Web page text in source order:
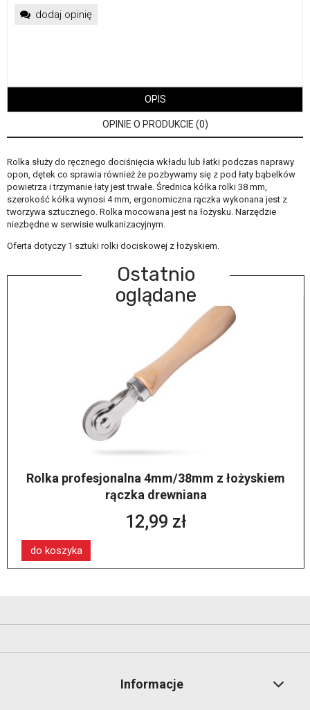
dodaj opinię
OPIS
OPINIE O PRODUKCIE (0)
Rolka służy do ręcznego dociśnięcia wkładu lub łatki podczas naprawy
opon, dętek co sprawia również że pozbywamy się z pod łaty bąbelków
powietrza i trzymanie łaty jest trwałe. Średnica kółka rolki 38 mm,
szerokość kółka wynosi 4 mm, ergonomiczna rączka wykonana jest z
tworzywa sztucznego. Rolka mocowana jest na łożysku. Narzędzie
niezbędne w serwisie wulkanizacyjnym.
Oferta dotyczy 1 sztuki rolki dociskowej z łożyskiem.
Ostatnio
oglądane
Rolka profesjonalna 4mm/38mm z łożyskiem
rączka drewniana
12,99 zł
do koszyka
Informacje